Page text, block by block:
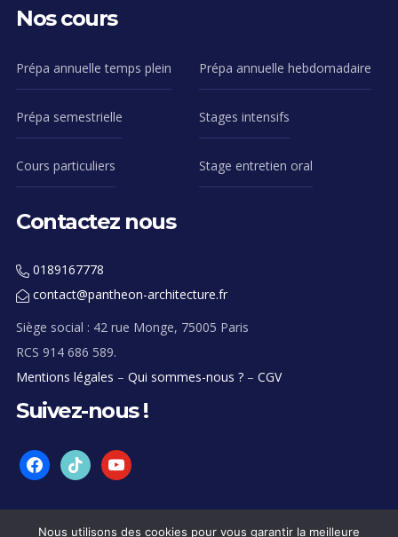
Nos cours
Prépa annuelle temps plein Prépa annuelle hebdomadaire
Prépa semestrielle Stages intensifs
Cours particuliers Stage entretien oral
Contactez nous
0189167778
contact@pantheon-architecture.fr
Siège social : 42 rue Monge, 75005 Paris
RCS 914 686 589.
Mentions légales – Qui sommes-nous ? – CGV
Suivez-nous !
facebooktiktok youtube
Nous utilisons des cookies pour vous garantir la meilleure